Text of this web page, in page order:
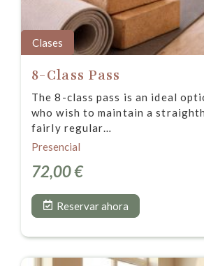
Clases
8-Class Pass
The 8-class pass is an ideal
who wish to maintain a
fairly regular…
Presencial
72,00€
Reservar ahora